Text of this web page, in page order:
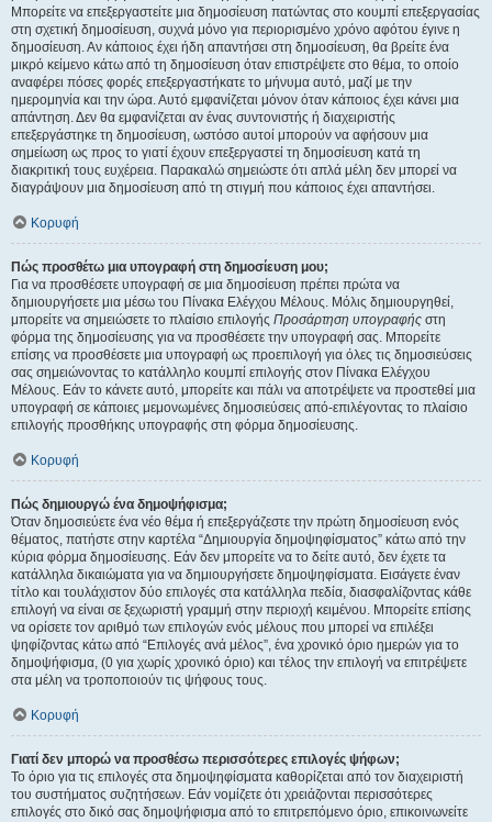
Μπορείτε να επεξεργαστείτε μια δημοσίευση πατώντας στο κουμπί επεξεργασίας
στη σχετική δημοσίευση, συχνά μόνο για περιορισμένο χρόνο αφότου έγινε η
δημοσίευση. Αν κάποιος έχει ήδη απαντήσει στη δημοσίευση, θα βρείτε ένα
μικρό κείμενο κάτω από τη δημοσίευση όταν επιστρέψετε στο θέμα, το οποίο
αναφέρει πόσες φορές επεξεργαστήκατε το μήνυμα αυτό, μαζί με την
ημερομηνία και την ώρα. Αυτό εμφανίζεται μόνον όταν κάποιος έχει κάνει μια
απάντηση. Δεν θα εμφανίζεται αν ένας συντονιστής ή διαχειριστής
επεξεργάστηκε τη δημοσίευση, ωστόσο αυτοί μπορούν να αφήσουν μια
σημείωση ως προς το γιατί έχουν επεξεργαστεί τη δημοσίευση κατά τη
διακριτική τους ευχέρεια. Παρακαλώ σημειώστε ότι απλά μέλη δεν μπορεί να
διαγράψουν μια δημοσίευση από τη στιγμή που κάποιος έχει απαντήσει.
Κορυφή
Πώς προσθέτω μια υπογραφή στη δημοσίευση μου;
Για να προσθέσετε υπογραφή σε μια δημοσίευση πρέπει πρώτα να
δημιουργήσετε μια μέσω του Πίνακα Ελέγχου Μέλους. Μόλις δημιουργηθεί,
μπορείτε να σημειώσετε το πλαίσιο επιλογής Προσάρτηση υπογραφής στη
φόρμα της δημοσίευσης για να προσθέσετε την υπογραφή σας. Μπορείτε
επίσης να προσθέσετε μια υπογραφή ως προεπιλογή για όλες τις δημοσιεύσεις
σας σημειώνοντας το κατάλληλο κουμπί επιλογής στον Πίνακα Ελέγχου
Μέλους. Εάν το κάνετε αυτό, μπορείτε και πάλι να αποτρέψετε να προστεθεί μια
υπογραφή σε κάποιες μεμονωμένες δημοσιεύσεις από-επιλέγοντας το πλαίσιο
επιλογής προσθήκης υπογραφής στη φόρμα δημοσίευσης.
Κορυφή
Πώς δημιουργώ ένα δημοψήφισμα;
Όταν δημοσιεύετε ένα νέο θέμα ή επεξεργάζεστε την πρώτη δημοσίευση ενός
θέματος, πατήστε στην καρτέλα “Δημιουργία δημοψηφίσματος” κάτω από την
κύρια φόρμα δημοσίευσης. Εάν δεν μπορείτε να το δείτε αυτό, δεν έχετε τα
κατάλληλα δικαιώματα για να δημιουργήσετε δημοψηφίσματα. Εισάγετε έναν
τίτλο και τουλάχιστον δύο επιλογές στα κατάλληλα πεδία, διασφαλίζοντας κάθε
επιλογή να είναι σε ξεχωριστή γραμμή στην περιοχή κειμένου. Μπορείτε επίσης
να ορίσετε τον αριθμό των επιλογών ενός μέλους που μπορεί να επιλέξει
ψηφίζοντας κάτω από “Επιλογές ανά μέλος”, ένα χρονικό όριο ημερών για το
δημοψήφισμα, (0 για χωρίς χρονικό όριο) και τέλος την επιλογή να επιτρέψετε
στα μέλη να τροποποιούν τις ψήφους τους.
Κορυφή
Γιατί δεν μπορώ να προσθέσω περισσότερες επιλογές ψήφων;
Το όριο για τις επιλογές στα δημοψηφίσματα καθορίζεται από τον διαχειριστή
του συστήματος συζητήσεων. Εάν νομίζετε ότι χρειάζονται περισσότερες
επιλογές στο δικό σας δημοψήφισμα από το επιτρεπόμενο όριο, επικοινωνείτε